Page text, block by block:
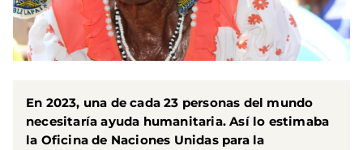
En 2023, una de cada 23 personas del mundo
necesitaría ayuda humanitaria. Así lo estimaba
la Oficina de Naciones Unidas para la